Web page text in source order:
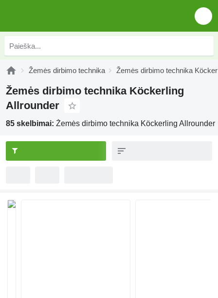
Žemės dirbimo technika Žemės dirbimo technika
Žemės dirbimo technika Köckerling
Allrounder
85 skelbimai: Žemės dirbimo technika Köckerling Allrounder